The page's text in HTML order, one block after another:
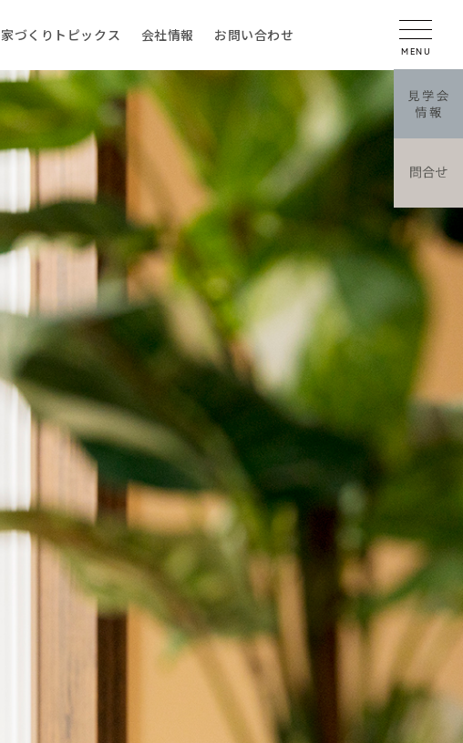
家づくりトピックス 会社情報 お問い合わせ